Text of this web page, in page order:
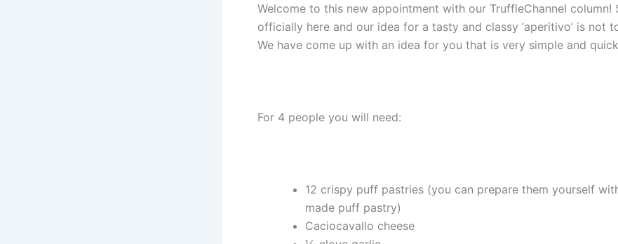
Welcome to this new appointment with our TruffleChannel column!
officially here and our idea for a tasty and classy ‘aperitivo’ is not
We have come up with an idea for you that is very simple and
For 4 people you will need:
12 crispy puff pastries (you can prepare them yourself
made puff pastry)
Caciocavallo cheese